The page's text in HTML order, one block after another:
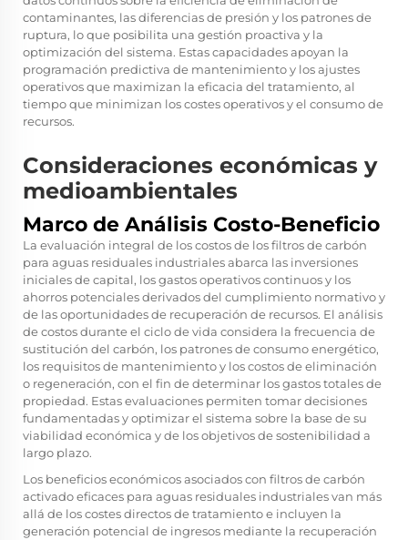
contaminantes, las diferencias de presión y los patrones de
ruptura, lo que posibilita una gestión proactiva y la
optimización del sistema. Estas capacidades apoyan la
programación predictiva de mantenimiento y los ajustes
operativos que maximizan la eficacia del tratamiento, al
tiempo que minimizan los costes operativos y el consumo de
recursos.
Consideraciones económicas y
medioambientales
Marco de Análisis Costo-Beneficio
La evaluación integral de los costos de los filtros de carbón
para aguas residuales industriales abarca las inversiones
iniciales de capital, los gastos operativos continuos y los
ahorros potenciales derivados del cumplimiento normativo y
de las oportunidades de recuperación de recursos. El análisis
de costos durante el ciclo de vida considera la frecuencia de
sustitución del carbón, los patrones de consumo energético,
los requisitos de mantenimiento y los costos de eliminación
o regeneración, con el fin de determinar los gastos totales de
propiedad. Estas evaluaciones permiten tomar decisiones
fundamentadas y optimizar el sistema sobre la base de su
viabilidad económica y de los objetivos de sostenibilidad a
largo plazo.
Los beneficios económicos asociados con filtros de carbón
activado eficaces para aguas residuales industriales van más
allá de los costes directos de tratamiento e incluyen la
generación potencial de ingresos mediante la recuperación